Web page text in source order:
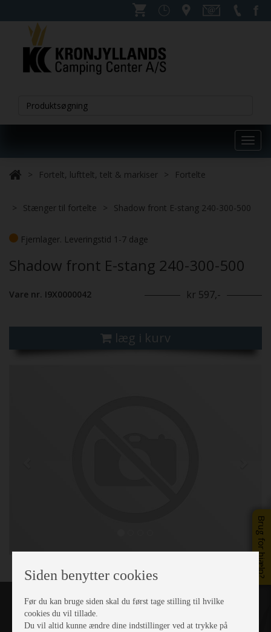
Brug for hjælp?
Fortelt, lufttelt, telt & markiser Fortelte
Stænger til fortelte Shadow front E-stang 240-300-500
Fjernlager. Leveringstid 1-7 dage
Shadow front E-stang 240-300-500
Vare nr. I9X0000042 kr 597,-
læg i kurv
Siden benytter cookies
Før du kan bruge siden skal du først tage stilling til hvilke
cookies du vil tillade.
Du vil altid kunne ændre dine indstillinger ved at trykke på